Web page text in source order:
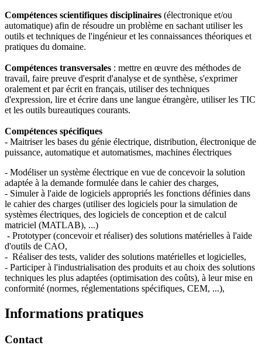
Compétences scientifiques disciplinaires (électronique et/ou
automatique) afin de résoudre un problème en sachant utiliser les
outils et techniques de l'ingénieur et les connaissances théoriques et
pratiques du domaine.
Compétences transversales : mettre en œuvre des méthodes de
travail, faire preuve d'esprit d'analyse et de synthèse, s'exprimer
oralement et par écrit en français, utiliser des techniques
d'expression, lire et écrire dans une langue étrangère, utiliser les TIC
et les outils bureautiques courants.
Compétences spécifiques
- Maitriser les bases du génie électrique, distribution, électronique de
puissance, automatique et automatismes, machines électriques
- Modéliser un système électrique en vue de concevoir la solution
adaptée à la demande formulée dans le cahier des charges,
- Simuler à l'aide de logiciels appropriés les fonctions définies dans
le cahier des charges (utiliser des logiciels pour la simulation de
systèmes électriques, des logiciels de conception et de calcul
matriciel (MATLAB), ...)
- Prototyper (concevoir et réaliser) des solutions matérielles à l'aide
d'outils de CAO,
- Réaliser des tests, valider des solutions matérielles et logicielles,
- Participer à l'industrialisation des produits et au choix des solutions
techniques les plus adaptées (optimisation des coûts), à leur mise en
conformité (normes, réglementations spécifiques, CEM, ...),
Informations pratiques
Contact